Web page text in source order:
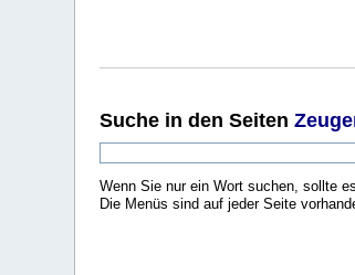
Suche in den Seiten
Wenn Sie nur ein Wort suchen, sollte
Die Menüs sind auf jeder Seite